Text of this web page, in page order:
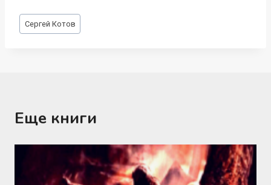
Метки
записи:
Сергей Котов
Еще книги